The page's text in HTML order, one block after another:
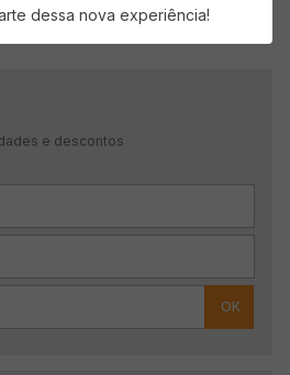
e descontos
OK
dessa nova experiência!